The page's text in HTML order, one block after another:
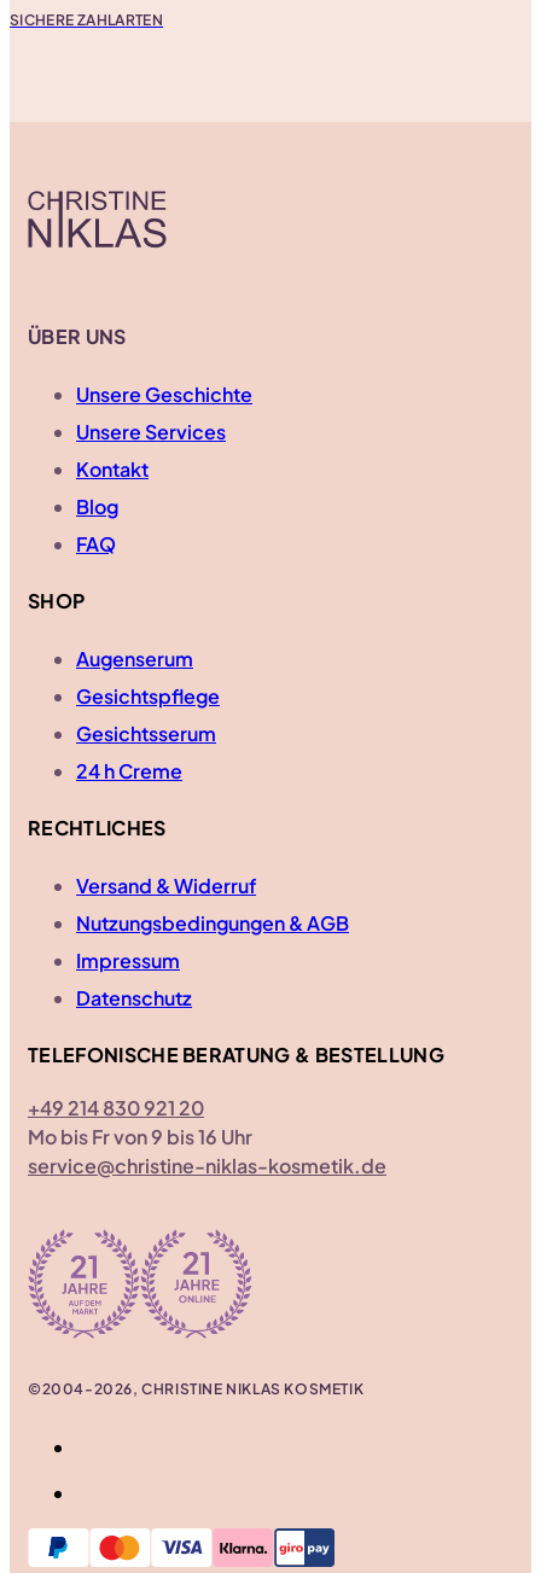
SICHERE ZAHLARTEN
ÜBER UNS
Unsere Geschichte
Unsere Services
Kontakt
Blog
FAQ
SHOP
Augenserum
Gesichtspflege
Gesichtsserum
24 h Creme
RECHTLICHES
Versand & Widerruf
Nutzungsbedingungen & AGB
Impressum
Datenschutz
TELEFONISCHE BERATUNG & BESTELLUNG
+49 214 830 921 20
Mo bis Fr von 9 bis 16 Uhr
service@christine-niklas-kosmetik.de
©2004-2026, CHRISTINE NIKLAS KOSMETIK